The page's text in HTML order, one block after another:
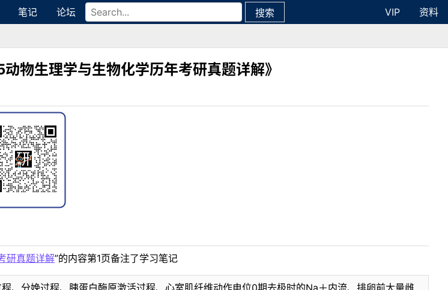
笔记 论坛 搜索 VIP
资料
物生理学与生物化学历年考研真题详解》
研真题详解”的内容第1页备注了学习笔记
、分娩过程、胰蛋白酶原激活过程、心室肌纤维动作电位0期去极时的Na＋内流、排卵前大量雌